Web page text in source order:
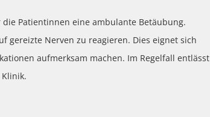
Patientinnen eine ambulante Betäubung.
gereizte Nerven zu reagieren. Dies eignet sich
aufmerksam machen. Im Regelfall entlässt